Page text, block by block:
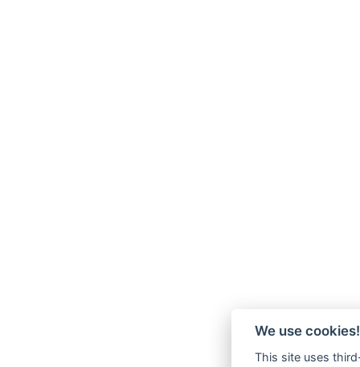
We use cookies!
This site uses